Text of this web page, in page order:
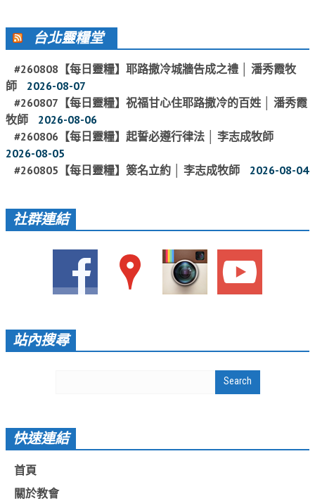
聚會剪影_2017年
聚會剪影_2016年
聚會剪影_2015年
聚會剪影_2014年
聚會剪影_2013年
教會節慶_2025年
教會節慶_2024年
教會節慶_2021年
教會節慶_2017年
教會節慶_2015年
台北靈糧堂
#260808【每日靈糧】耶路撒冷城牆告成之禮 │ 潘秀霞牧
師
2026-08-07
#260807【每日靈糧】祝福甘心住耶路撒冷的百姓 │ 潘秀霞
牧師
2026-08-06
#260806【每日靈糧】起誓必遵行律法 │ 李志成牧師
2026-08-05
#260805【每日靈糧】簽名立約 │ 李志成牧師
2026-08-04
社群連結
站內搜尋
快速連結
首頁
關於教會